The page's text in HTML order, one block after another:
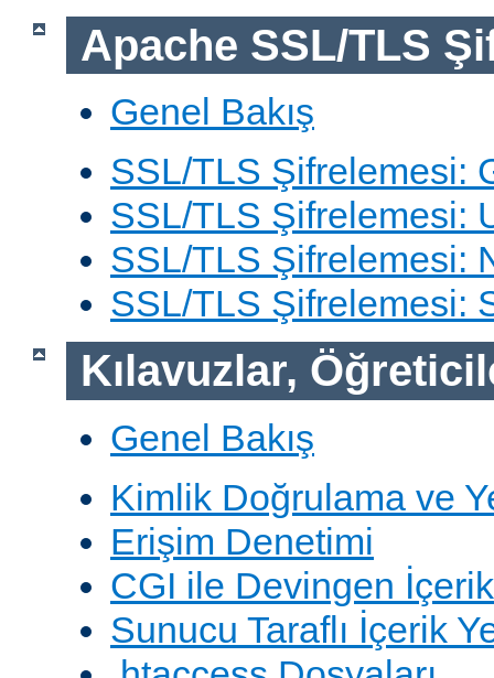
Apache SSL/TLS
Genel Bakış
SSL/TLS Şifrelemesi:
SSL/TLS Şifrelemesi:
SSL/TLS Şifrelemesi:
SSL/TLS Şifrelemesi:
Kılavuzlar,
Genel Bakış
Kimlik Doğrulama ve
Erişim Denetimi
CGI ile Devingen İçerik
Sunucu Taraflı İçerik